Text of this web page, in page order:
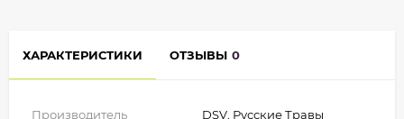
ХАРАКТЕРИСТИКИ ОТЗЫВЫ 0
Производитель
DSV , Русские Травы